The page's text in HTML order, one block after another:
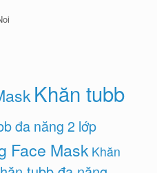
Khăn tubb
đa năng 2 lớp
Face Mask Khăn